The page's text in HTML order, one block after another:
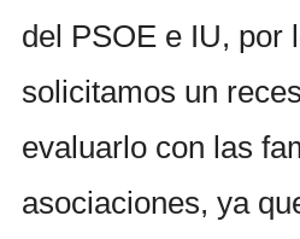
del PSOE e IU, por
solicitamos un
evaluarlo con las
asociaciones, ya